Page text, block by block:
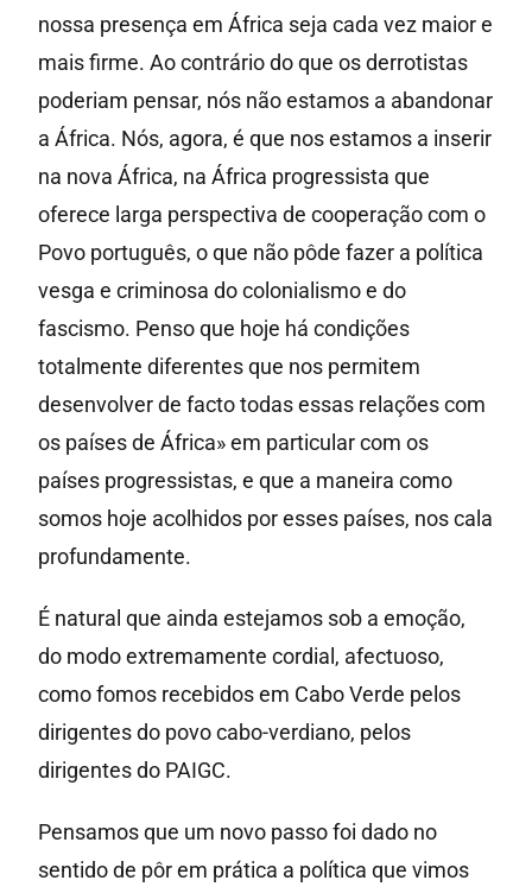
nossa presença em África seja cada vez maior e
mais firme. Ao contrário do que os derrotistas
poderiam pensar, nós não estamos a abandonar
a África. Nós, agora, é que nos estamos a inserir
na nova África, na África progressista que
oferece larga perspectiva de cooperação com o
Povo português, o que não pôde fazer a política
vesga e criminosa do colonialismo e do
fascismo. Penso que hoje há condições
totalmente diferentes que nos permitem
desenvolver de facto todas essas relações com
os países de África» em particular com os
países progressistas, e que a maneira como
somos hoje acolhidos por esses países, nos cala
profundamente.
É natural que ainda estejamos sob a emoção,
do modo extremamente cordial, afectuoso,
como fomos recebidos em Cabo Verde pelos
dirigentes do povo cabo-verdiano, pelos
dirigentes do PAIGC.
Pensamos que um novo passo foi dado no
sentido de pôr em prática a política que vimos